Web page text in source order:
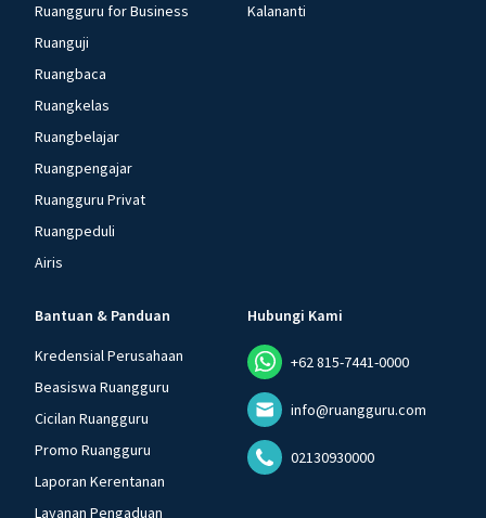
Ruangguru for Business
Ruanguji
Ruangbaca
Ruangkelas
Ruangbelajar
Ruangpengajar
Ruangguru Privat
Ruangpeduli
Airis
Kalananti
Bantuan & Panduan
Kredensial Perusahaan
Beasiswa Ruangguru
Cicilan Ruangguru
Promo Ruangguru
Laporan Kerentanan
Layanan Pengaduan
Hubungi Kami
+62 815-7441-0000
info@ruangguru.com
02130930000